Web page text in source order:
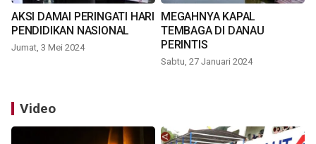
AKSI DAMAI PERINGATI HARI
PENDIDIKAN NASIONAL
Jumat, 3 Mei 2024
MEGAHNYA KAPAL
TEMBAGA DI DANAU
PERINTIS
Sabtu, 27 Januari 2024
Video